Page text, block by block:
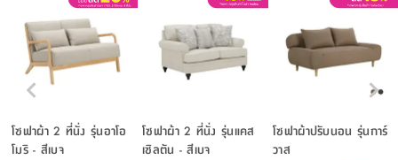
โซฟาผ้า 2 ที่นั่ง รุ่นอาโอ
โมริ - สีเบจ
โซฟาผ้า 2 ที่นั่ง รุ่นแคส
เซิลตัน - สีเบจ
โซฟาผ้าปรับนอน รุ่นการ์
วาส